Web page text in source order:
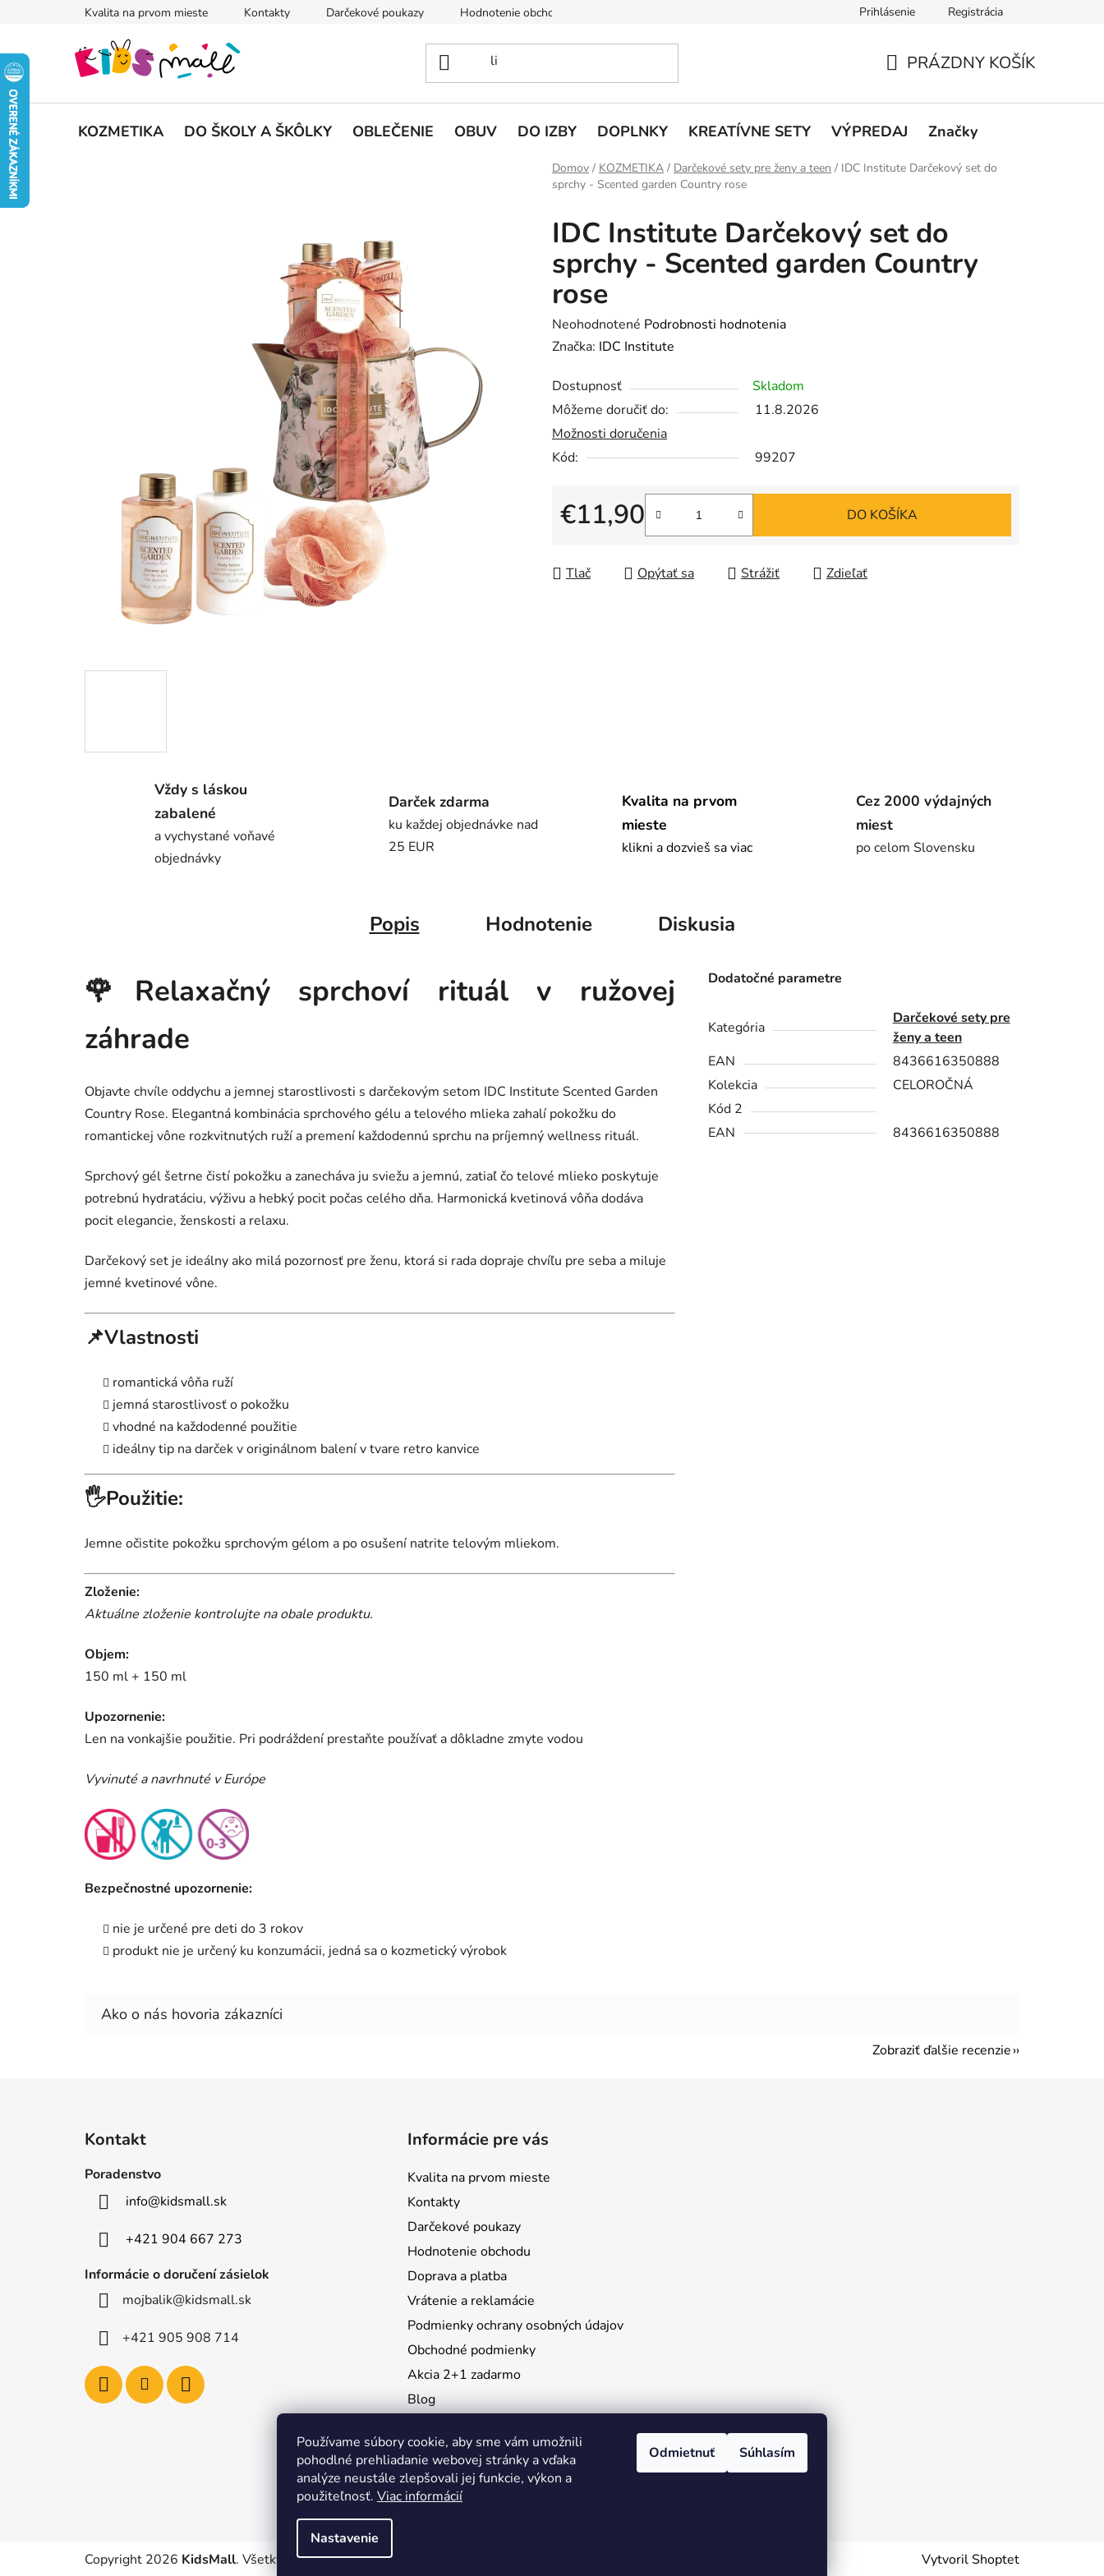
Používame súbory cookie, aby sme vám umožnili
pohodlné prehliadanie webovej stránky a vďaka
analýze neustále zlepšovali jej funkcie, výkon a
použiteľnosť. Viac informácií
Nastavenie
Odmietnuť Súhlasím
Kvalita na prvom mieste Kontakty Darčekové poukazy Hodnotenie obchodu Podmienky ochrany osobných údajov
Prihlásenie Registrácia
KOŠÍK
PRÁZDNY KOŠÍK
KOZMETIKA DO ŠKOLY A ŠKÔLKY OBLEČENIE OBUV DO IZBY DOPLNKY KREATÍVNE SETY VÝPREDAJ Značky
Domov / KOZMETIKA / Darčekové sety pre ženy a teen / IDC Institute Darčekový set do
sprchy - Scented garden Country rose
IDC Institute Darčekový set do
sprchy - Scented garden Country
rose
Priemerné
hodnotenie
je
0,0
z
5
Neohodnotené Podrobnosti hodnotenia
Značka: IDC Institute
Dostupnosť
Skladom
Môžeme doručiť do:
11.8.2026
Možnosti doručenia
Kód:
99207
€11,90
Jednotková cena:
DO KOŠÍKA
Tlač Opýtať sa Strážiť Zdieľať
Vždy s láskou
zabalené
a vychystané voňavé
objednávky
Darček zdarma
ku každej objednávke nad
25 EUR
Kvalita na prvom
mieste
klikni a dozvieš sa viac
Cez 2000 výdajných
miest
po celom Slovensku
Popis Hodnotenie Diskusia
🌹Relaxačný sprchoví rituál v ružovej
záhrade
Objavte chvíle oddychu a jemnej starostlivosti s darčekovým setom IDC Institute Scented Garden
Country Rose. Elegantná kombinácia sprchového gélu a telového mlieka zahalí pokožku do
romantickej vône rozkvitnutých ruží a premení každodennú sprchu na príjemný wellness rituál.
Sprchový gél šetrne čistí pokožku a zanecháva ju sviežu a jemnú, zatiaľ čo telové mlieko poskytuje
potrebnú hydratáciu, výživu a hebký pocit počas celého dňa. Harmonická kvetinová vôňa dodáva
pocit elegancie, ženskosti a relaxu.
Darčekový set je ideálny ako milá pozornosť pre ženu, ktorá si rada dopraje chvíľu pre seba a miluje
jemné kvetinové vône.
📌Vlastnosti
romantická vôňa ruží
jemná starostlivosť o pokožku
vhodné na každodenné použitie
ideálny tip na darček v originálnom balení v tvare retro kanvice
🖐️Použitie:
Jemne očistite pokožku sprchovým gélom a po osušení natrite telovým mliekom.
Zloženie:
Aktuálne zloženie kontrolujte na obale produktu.
Objem:
150 ml + 150 ml
Upozornenie:
Len na vonkajšie použitie. Pri podráždení prestaňte používať a dôkladne zmyte vodou
Vyvinuté a navrhnuté v Európe
Bezpečnostné upozornenie:
nie je určené pre deti do 3 rokov
produkt nie je určený ku konzumácii, jedná sa o kozmetický výrobok
Dodatočné parametre
Kategória
Darčekové sety pre
ženy a teen
EAN
8436616350888
Kolekcia
CELOROČNÁ
Kód 2
EAN
8436616350888
Zobraziť ďalšie recenzie
Kontakt
Poradenstvo
info@kidsmall.sk
+421 904 667 273
Informácie o doručení zásielok
mojbalik@kidsmall.sk
+421 905 908 714
Informácie pre vás
Kvalita na prvom mieste
Kontakty
Darčekové poukazy
Hodnotenie obchodu
Doprava a platba
Vrátenie a reklamácie
Podmienky ochrany osobných údajov
Obchodné podmienky
Akcia 2+1 zadarmo
Blog
Instagram
Vytvoril Shoptet
Copyright 2026 KidsMall. Všetky práva vyhradené.Upraviť nastavenie cookies